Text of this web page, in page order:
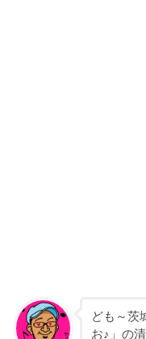
ども～茨
お♪」の